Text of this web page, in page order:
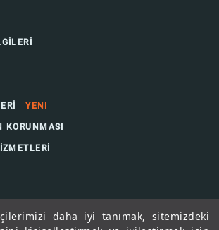
daha iyi tanımak, sitemizdeki
YENI
KORUNMASI